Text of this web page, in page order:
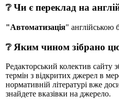
❔ Чи є переклад на
"Автоматизація" англійською
❔ Яким чином зібрано
Редакторський колектив сайту
термін з відкритих джерел в
нормативній літературі вже
знайдете вказівки на джерело.